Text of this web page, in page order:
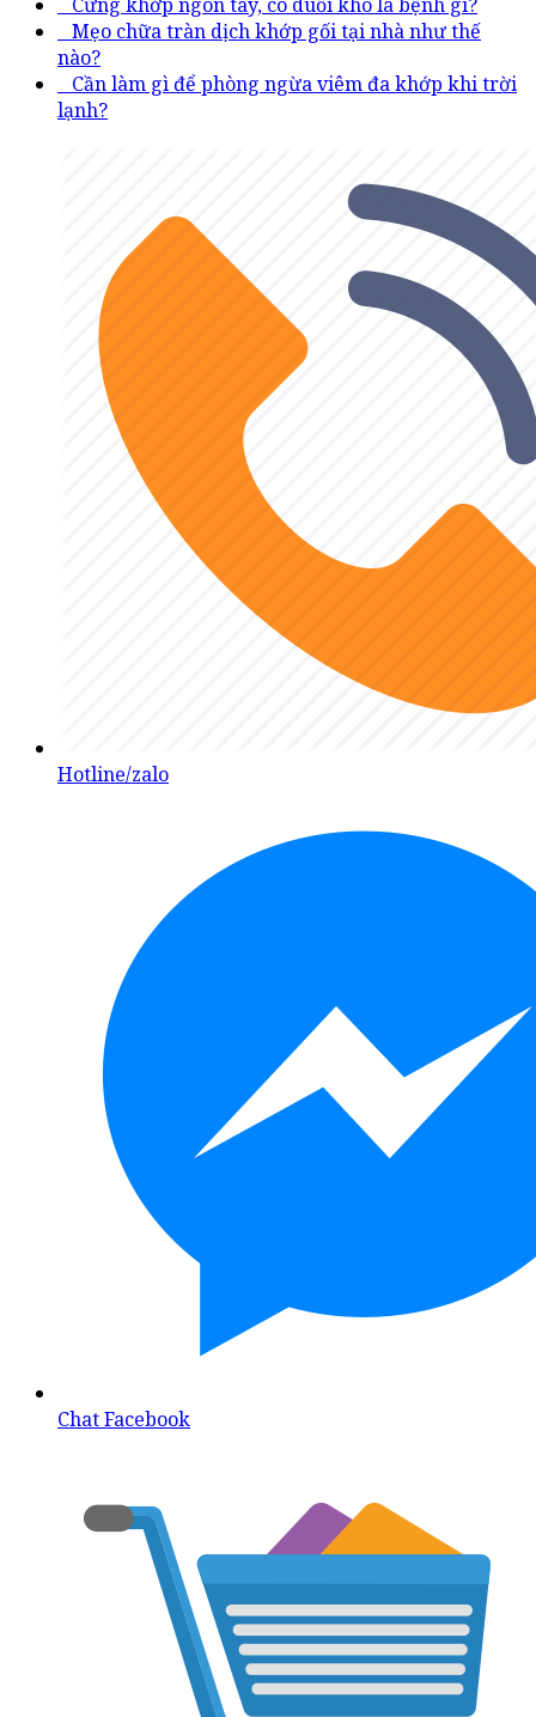
Mẹo chữa tràn dịch khớp gối tại nhà như thế
nào?
Cần làm gì để phòng ngừa viêm đa khớp khi trời
lạnh?
Hotline/zalo
Chat Facebook